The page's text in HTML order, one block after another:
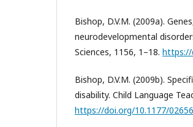
Bishop, D.V.M. (2009a).
neurodevelopmental
Sciences, 1156, 1–18. https://
Bishop, D.V.M. (2009b).
disability. Child Language
https://doi.org/10.1177/